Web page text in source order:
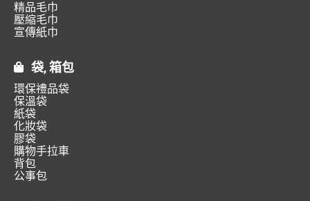
精品毛巾
壓縮毛巾
宣傳紙巾
袋, 箱包
環保禮品袋
保溫袋
紙袋
化妝袋
膠袋
購物手拉車
背包
公事包